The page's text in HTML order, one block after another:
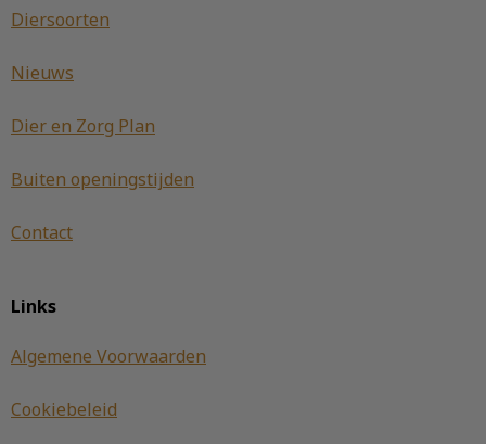
Diersoorten
Nieuws
Dier en Zorg Plan
Buiten openingstijden
Contact
Links
Algemene Voorwaarden
Cookiebeleid